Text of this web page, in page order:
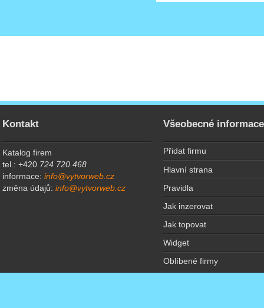
Kontakt
Katalog firem
tel.: +420 724 720 468
informace:info@vytvorweb.cz
změna údajů:info@vytvorweb.cz
Všeobecné informace
Přidat firmu
Hlavní strana
Pravidla
Jak inzerovat
Jak topovat
Widget
Oblíbené firmy